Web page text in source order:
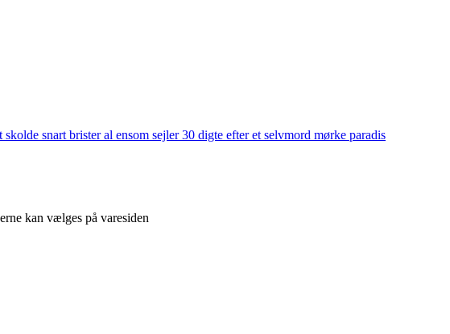
kan vælges på varesiden